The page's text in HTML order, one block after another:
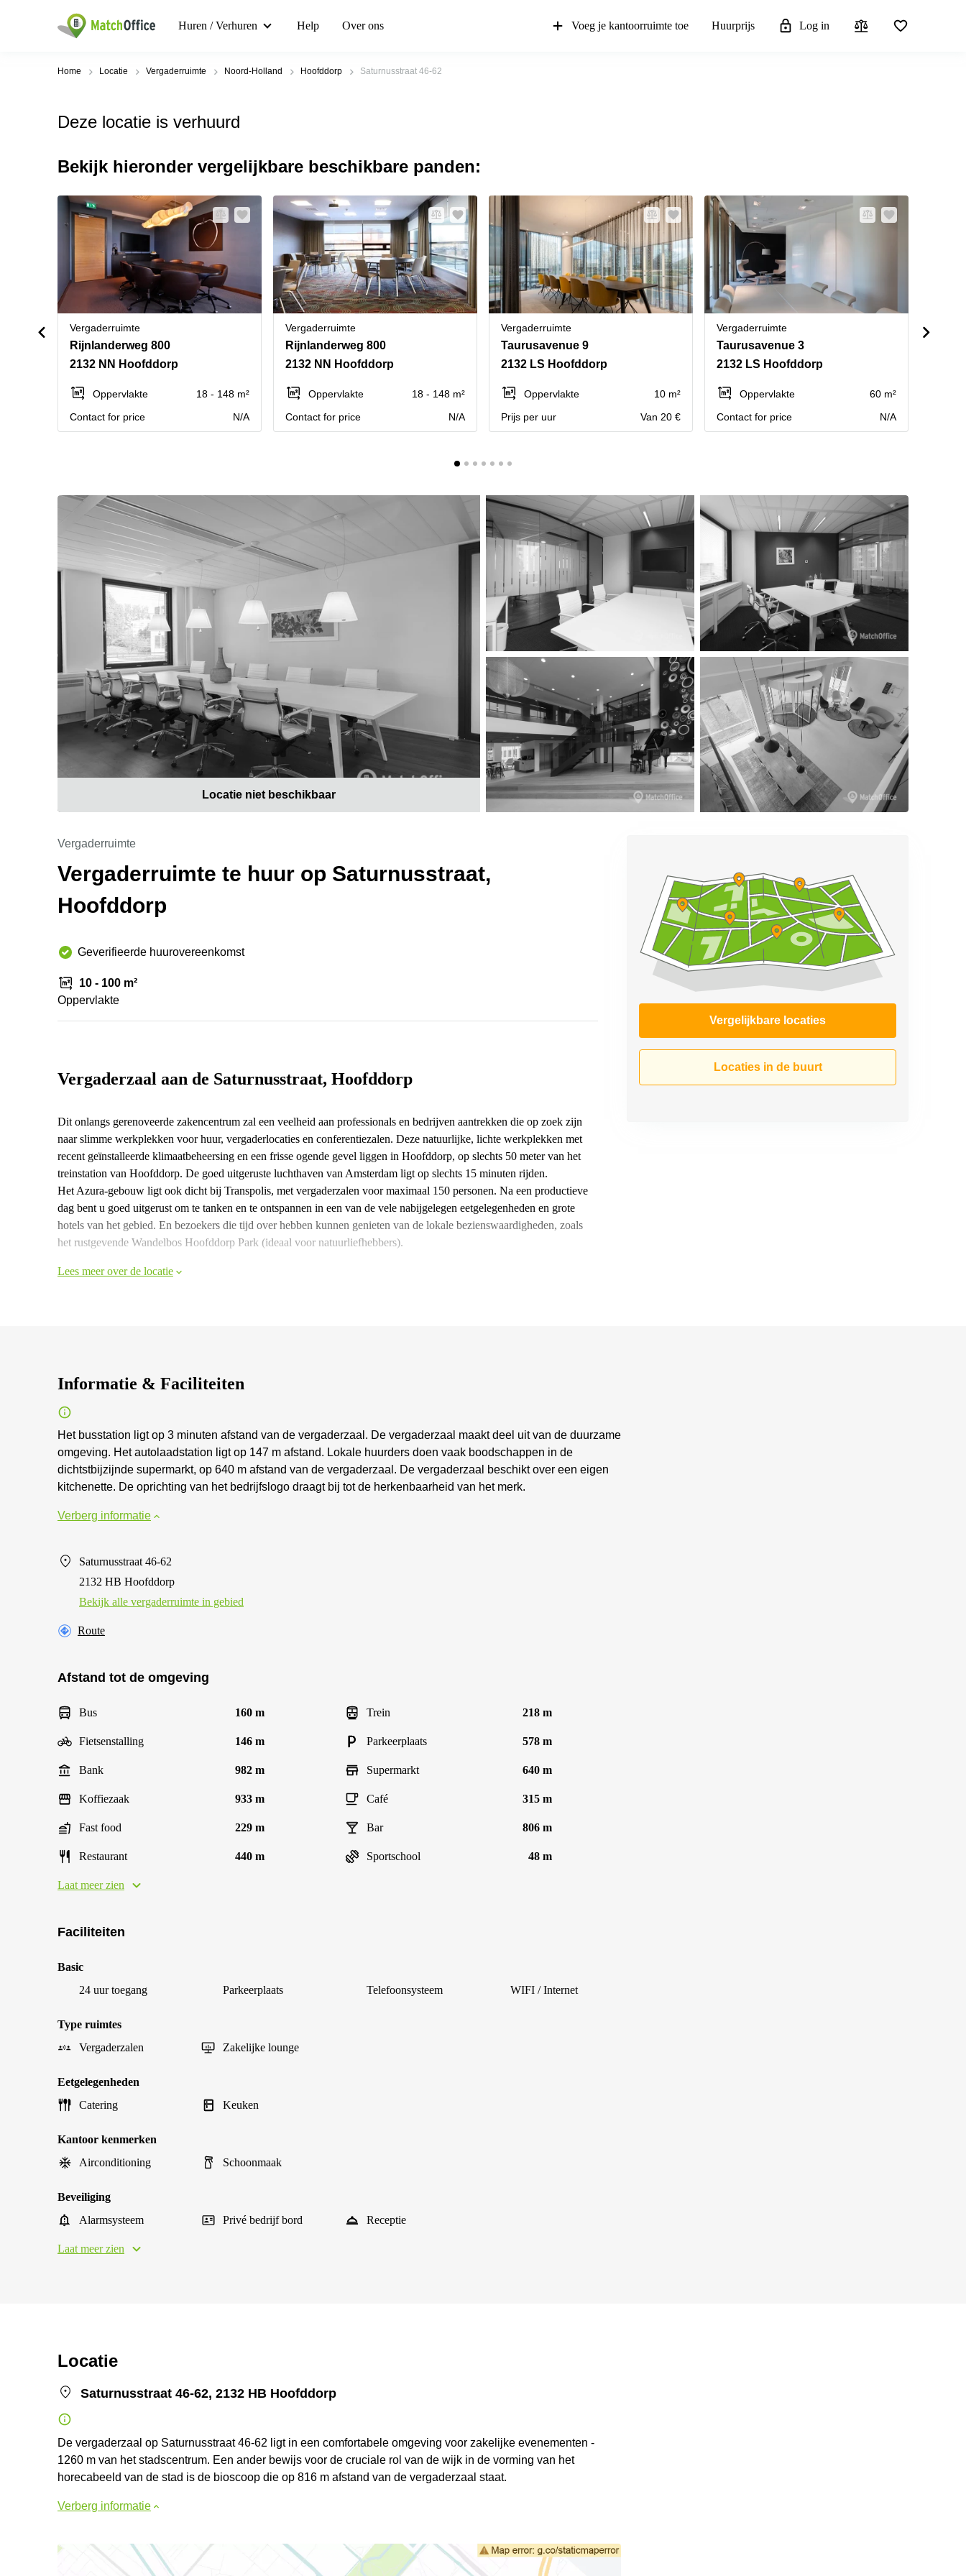
Huren / Verhuren Help Over ons Voeg je kantoorruimte toe Huurprijs Log in
Home Locatie Vergaderruimte Noord-Holland Hoofddorp Saturnusstraat 46-62
Deze locatie is verhuurd
Bekijk hieronder vergelijkbare beschikbare panden:
Vergaderruimte
Rijnlanderweg 800
2132 NN Hoofddorp
Oppervlakte
18 - 148 m²
Contact for price
N/A
Vergaderruimte
Rijnlanderweg 800
2132 NN Hoofddorp
Oppervlakte
18 - 148 m²
Contact for price
N/A
Vergaderruimte
Taurusavenue 9
2132 LS Hoofddorp
Oppervlakte
10 m²
Prijs per uur
Van 20 €
Vergaderruimte
Taurusavenue 3
2132 LS Hoofddorp
Oppervlakte
60 m²
Contact for price
N/A
Locatie niet beschikbaar
Vergaderruimte
Vergaderruimte te huur op Saturnusstraat,
Hoofddorp
Geverifieerde huurovereenkomst
10 - 100 m²
Oppervlakte
Vergelijkbare locaties
Locaties in de buurt
Vergaderzaal aan de Saturnusstraat, Hoofddorp
Dit onlangs gerenoveerde zakencentrum zal een veelheid aan professionals en bedrijven aantrekken die op zoek zijn
naar slimme werkplekken voor huur, vergaderlocaties en conferentiezalen. Deze natuurlijke, lichte werkplekken met
recent geïnstalleerde klimaatbeheersing en een frisse ogende gevel liggen in Hoofddorp, op slechts 50 meter van het
treinstation van Hoofddorp. De goed uitgeruste luchthaven van Amsterdam ligt op slechts 15 minuten rijden.
Het Azura-gebouw ligt ook dicht bij Transpolis, met vergaderzalen voor maximaal 150 personen. Na een productieve
dag bent u goed uitgerust om te tanken en te ontspannen in een van de vele nabijgelegen eetgelegenheden en grote
hotels van het gebied. En bezoekers die tijd over hebben kunnen genieten van de lokale bezienswaardigheden, zoals
het rustgevende Wandelbos Hoofddorp Park (ideaal voor natuurliefhebbers).
Lees meer over de locatie
Informatie & Faciliteiten
Het busstation ligt op 3 minuten afstand van de vergaderzaal. De vergaderzaal maakt deel uit van de duurzame
omgeving. Het autolaadstation ligt op 147 m afstand. Lokale huurders doen vaak boodschappen in de
dichtstbijzijnde supermarkt, op 640 m afstand van de vergaderzaal. De vergaderzaal beschikt over een eigen
kitchenette. De oprichting van het bedrijfslogo draagt bij tot de herkenbaarheid van het merk.
Verberg informatie
Saturnusstraat 46-62
2132 HB Hoofddorp
Bekijk alle vergaderruimte in gebied
Route
Afstand tot de omgeving
Bus 160 m Trein 218 m
Fietsenstalling 146 m Parkeerplaats 578 m
Bank 982 m Supermarkt 640 m
Koffiezaak 933 m Café 315 m
Fast food 229 m Bar 806 m
Restaurant 440 m Sportschool 48 m
Laat meer zien
Faciliteiten
Basic
24 uur toegang
Parkeerplaats Telefoonsysteem WIFI / Internet
Type ruimtes
Vergaderzalen
Zakelijke lounge
Eetgelegenheden
Catering
Keuken
Kantoor kenmerken
Airconditioning
Schoonmaak
Beveiliging
Alarmsysteem
Privé bedrijf bord Receptie
Laat meer zien
Locatie
Saturnusstraat 46-62, 2132 HB Hoofddorp
De vergaderzaal op Saturnusstraat 46-62 ligt in een comfortabele omgeving voor zakelijke evenementen -
1260 m van het stadscentrum. Een ander bewijs voor de cruciale rol van de wijk in de vorming van het
horecabeeld van de stad is de bioscoop die op 816 m afstand van de vergaderzaal staat.
Verberg informatie